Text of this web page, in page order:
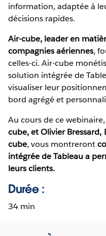
information, adaptée à
décisions rapides.
Air-cube, leader en
compagnies aériennes,
celles-ci. Air-cube
solution intégrée de
visualiser leur
bord agrégé et
Au cours de ce webinaire,
cube, et Olivier
cube, vous montreront
intégrée de Tableau a
leurs clients.
Durée :
34 min